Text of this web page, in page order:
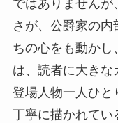
ではありませんが
さが、公爵家の
ちの心をも動かし
は、読者に大きな
登場人物一人ひと
丁寧に描かれてい